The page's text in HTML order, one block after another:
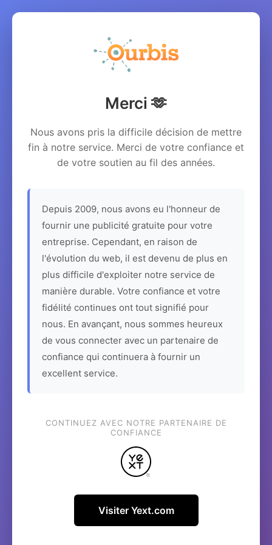
Merci 🫶
Nous avons pris la difficile décision de mettre
fin à notre service. Merci de votre confiance et
de votre soutien au fil des années.
Depuis 2009, nous avons eu l'honneur de
fournir une publicité gratuite pour votre
entreprise. Cependant, en raison de
l'évolution du web, il est devenu de plus en
plus difficile d'exploiter notre service de
manière durable. Votre confiance et votre
fidélité continues ont tout signifié pour
nous. En avançant, nous sommes heureux
de vous connecter avec un partenaire de
confiance qui continuera à fournir un
excellent service.
CONTINUEZ AVEC NOTRE PARTENAIRE DE
CONFIANCE
Visiter Yext.com